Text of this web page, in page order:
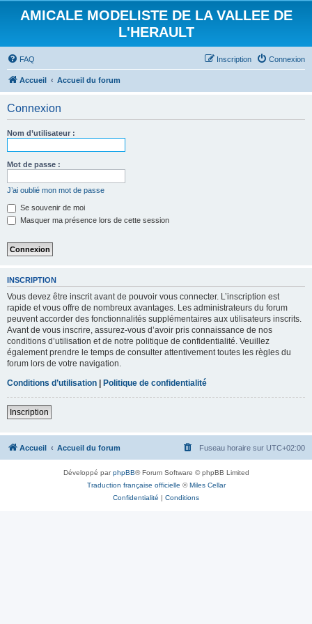
AMICALE MODELISTE DE LA VALLEE DE
L'HERAULT
FAQ Connexion
Inscription
Accueil Accueil du forum
Connexion
Nom d’utilisateur :
Mot de passe :
J’ai oublié mon mot de passe
Se souvenir de moi
Masquer ma présence lors de cette session
INSCRIPTION
Vous devez être inscrit avant de pouvoir vous connecter. L’inscription est
rapide et vous offre de nombreux avantages. Les administrateurs du forum
peuvent accorder des fonctionnalités supplémentaires aux utilisateurs inscrits.
Avant de vous inscrire, assurez-vous d’avoir pris connaissance de nos
conditions d’utilisation et de notre politique de confidentialité. Veuillez
également prendre le temps de consulter attentivement toutes les règles du
forum lors de votre navigation.
Conditions d’utilisation | Politique de confidentialité
Inscription
Accueil Accueil du forum Fuseau horaire sur UTC+02:00
Développé parphpBB® Forum Software © phpBB Limited
Traduction française officielle ©Miles Cellar
Confidentialité | Conditions